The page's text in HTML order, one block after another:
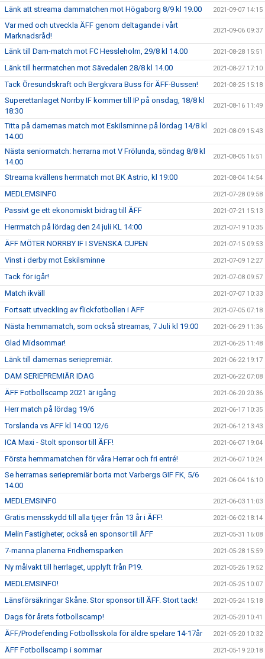
Länk att streama dammatchen mot Högaborg 8/9 kl 19.00 2021-09-07 14:15
Var med och utveckla ÄFF genom deltagande i vårt
Marknadsråd!
2021-09-06 09:37
Länk till Dam-match mot FC Hessleholm, 29/8 kl 14.00 2021-08-28 15:51
Länk till herrmatchen mot Sävedalen 28/8 kl 14.00 2021-08-27 17:10
Tack Öresundskraft och Bergkvara Buss för ÄFF-Bussen! 2021-08-25 15:18
Superettanlaget Norrby IF kommer till IP på onsdag, 18/8 kl
18:30
2021-08-16 11:49
Titta på damernas match mot Eskilsminne på lördag 14/8 kl
14.00
2021-08-09 15:43
Nästa seniormatch: herrarna mot V Frölunda, söndag 8/8 kl
14.00
2021-08-05 16:51
Streama kvällens herrmatch mot BK Astrio, kl 19:00 2021-08-04 14:54
MEDLEMSINFO 2021-07-28 09:58
Passivt ge ett ekonomiskt bidrag till ÄFF 2021-07-21 15:13
Herrmatch på lördag den 24 juli KL 14:00 2021-07-19 10:35
ÄFF MÖTER NORRBY IF I SVENSKA CUPEN 2021-07-15 09:53
Vinst i derby mot Eskilsminne 2021-07-09 12:27
Tack för igår! 2021-07-08 09:57
Match ikväll 2021-07-07 10:33
Fortsatt utveckling av flickfotbollen i ÄFF 2021-07-05 07:18
Nästa hemmamatch, som också streamas, 7 Juli kl 19:00 2021-06-29 11:36
Glad Midsommar! 2021-06-25 11:48
Länk till damernas seriepremiär. 2021-06-22 19:17
DAM SERIEPREMIÄR IDAG 2021-06-22 07:08
ÄFF Fotbollscamp 2021 är igång 2021-06-20 20:36
Herr match på lördag 19/6 2021-06-17 10:35
Torslanda vs ÄFF kl 14:00 12/6 2021-06-12 13:43
ICA Maxi - Stolt sponsor till ÄFF! 2021-06-07 19:04
Första hemmamatchen för våra Herrar och fri entré! 2021-06-07 10:24
Se herrarnas seriepremiär borta mot Varbergs GIF FK, 5/6
14.00
2021-06-04 16:10
MEDLEMSINFO 2021-06-03 11:03
Gratis mensskydd till alla tjejer från 13 år i ÄFF! 2021-06-02 18:14
Melin Fastigheter, också en sponsor till ÄFF 2021-05-31 16:08
7-manna planerna Fridhemsparken 2021-05-28 15:59
Ny målvakt till herrlaget, upplyft från P19. 2021-05-26 19:52
MEDLEMSINFO! 2021-05-25 10:07
Länsförsäkringar Skåne. Stor sponsor till ÄFF. Stort tack! 2021-05-24 15:18
Dags för årets fotbollscamp! 2021-05-20 10:41
ÄFF/Prodefending Fotbollsskola för äldre spelare 14-17år 2021-05-20 10:32
ÄFF Fotbollscamp i sommar 2021-05-19 20:18